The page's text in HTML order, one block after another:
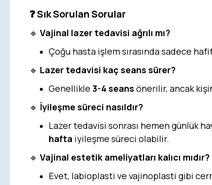
❓Sık Sorulan Sorular
🔹 Vajinal lazer tedavisi ağrılı mı?
Çoğu hasta işlem sırasında sadece
🔹 Lazer tedavisi kaç seans sürer?
Genellikle 3-4 seans önerilir, ancak
🔹 İyileşme süreci nasıldır?
Lazer tedavisi sonrası hemen günlük
hafta iyileşme süreci olabilir.
🔹 Vajinal estetik ameliyatları kalıcı mıdır?
Evet, labioplasti ve vajinoplasti gibi